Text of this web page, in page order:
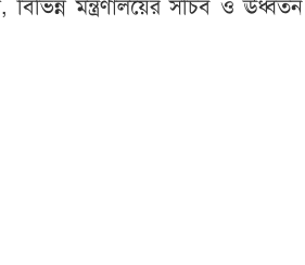
মন্ত্রণালয়ের সচিব ও ঊর্ধ্বতন